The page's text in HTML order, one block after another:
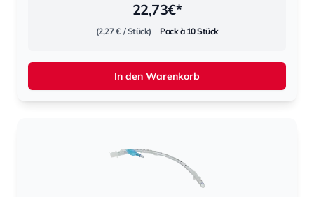
22,73€*
(2,27 € / Stück) Pack à 10 Stück
In den Warenkorb